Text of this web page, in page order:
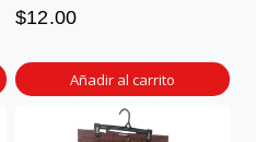
$12.00
Añadir al carrito